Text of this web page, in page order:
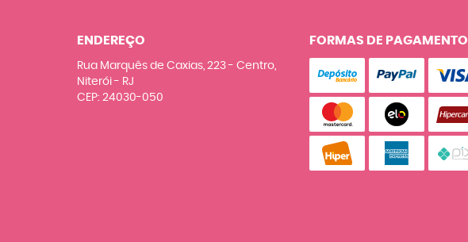
ENDEREÇO
Rua Marquês de Caxias, 223- Centro,
Niterói- RJ
CEP: 24030-050
FORMAS DE PAGAMENTO